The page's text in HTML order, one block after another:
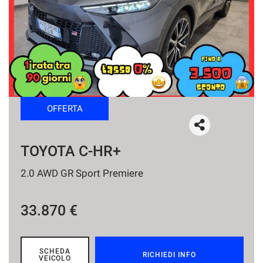
NEWS
OFFERTA
TOYOTA C-HR+
2.0 AWD GR Sport Premiere
33.870 €
SCHEDA
VEICOLO
RICHIEDI INFO
tracciamento
che
adottiamo
per
offrire
le
funzionalità
e
svolgere
attività
seguito
descritte.
Per
ottenere
informazioni
sull'utilità
sul
funzionamento